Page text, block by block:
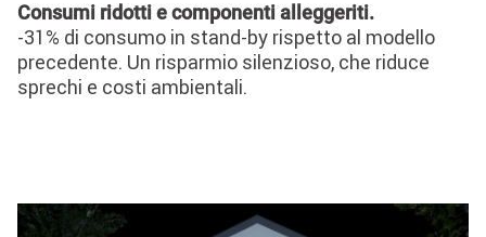
Consumi ridotti e componenti alleggeriti.
-31% di consumo in stand-by rispetto al modello
precedente. Un risparmio silenzioso, che riduce
sprechi e costi ambientali.